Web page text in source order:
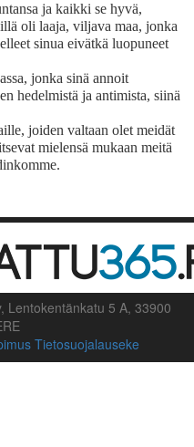
ja kaikki se hyvä,
oli laaja, viljava maa, jonka
sinua eivätkä luopuneet
jonka sinä annoit
hedelmistä ja antimista, siinä
joiden valtaan olet meidät
mielensä mukaan meitä
Lentokentänkatu 5 A, 33900
Tietosuojalauseke